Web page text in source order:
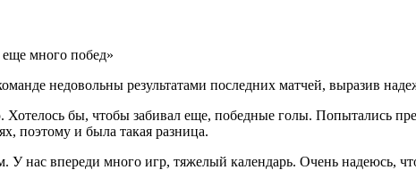
недовольны результатами последних матчей, выразив
бы, чтобы забивал еще, победные голы. Попытались
поэтому и была такая разница.
У нас впереди много игр, тяжелый календарь. Очень